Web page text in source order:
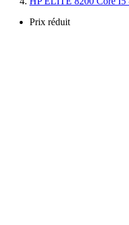
Prix réduit